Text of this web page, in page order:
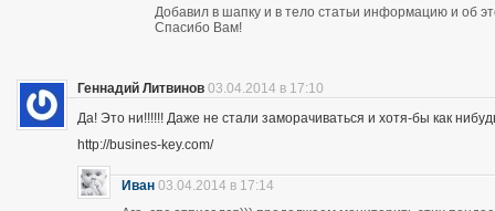
Добавил в шапку и в тело статьи информацию и об
Спасибо Вам!
Геннадий Литвинов 03.04.2014 в 17:10
Да! Это ни!!!!!! Даже не стали заморачиваться и хотя-бы как
http://busines-key.com/
Иван 03.04.2014 в 17:14